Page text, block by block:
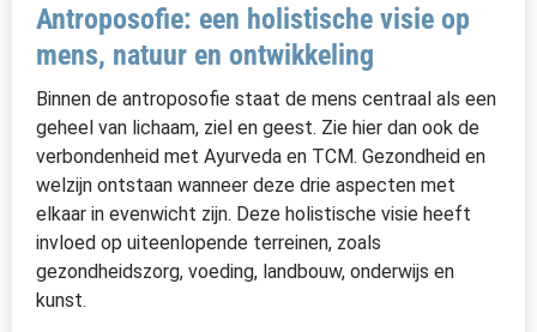
Antroposofie: een holistische visie op
mens, natuur en ontwikkeling
Binnen de antroposofie staat de mens centraal als een
geheel van lichaam, ziel en geest. Zie hier dan ook de
verbondenheid met Ayurveda en TCM. Gezondheid en
welzijn ontstaan wanneer deze drie aspecten met
elkaar in evenwicht zijn. Deze holistische visie heeft
invloed op uiteenlopende terreinen, zoals
gezondheidszorg, voeding, landbouw, onderwijs en
kunst.